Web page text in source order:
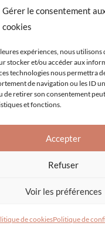
Gérer le consentement
cookies
expériences, nous utilisons
stocker et/ou accéder aux
technologies nous permettra
de navigation ou les ID
de retirer son consentement
et fonctions.
Accepter
Refuser
Voir les préférences
de cookiesPolitique de
a bénéficié du soutien du